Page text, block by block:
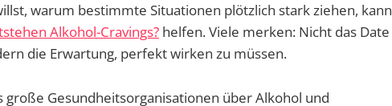
warum bestimmte Situationen plötzlich stark ziehen, kann
Alkohol-Cravings? helfen. Viele merken: Nicht das Date
die Erwartung, perfekt wirken zu müssen.
große Gesundheitsorganisationen über Alkohol und